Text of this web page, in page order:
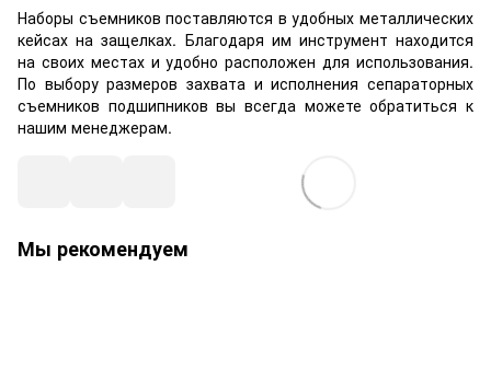
Наборы съемников поставляются в удобных металлических
кейсах на защелках. Благодаря им инструмент находится
на своих местах и удобно расположен для использования.
По выбору размеров захвата и исполнения сепараторных
съемников подшипников вы всегда можете обратиться к
нашим менеджерам.
Мы рекомендуем